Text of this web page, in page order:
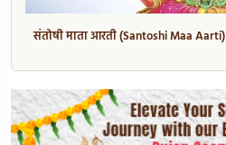
संतोषी माता आरती (Santoshi Maa Aarti)